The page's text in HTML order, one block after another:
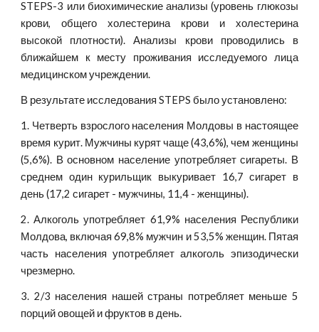
STEPS-3 или биохимические анализы (уровень глюкозы
крови, общего холестерина крови и холестерина
высокой плотности). Анализы крови проводились в
ближайшем к месту проживания исследуемого лица
медицинском учреждении.
В результате исследования STEPS было установлено:
1. Четверть взрослого населения Молдовы в настоящее
время курит. Мужчины курят чаще (43,6%), чем женщины
(5,6%). В основном население употребляет сигареты. В
среднем один курильщик выкуривает 16,7 сигарет в
день (17,2 сигарет - мужчины, 11,4 - женщины).
2. Алкоголь употребляет 61,9% населения Республики
Молдова, включая 69,8% мужчин и 53,5% женщин. Пятая
часть населения употребляет алкоголь эпизодически
чрезмерно.
3. 2/3 населения нашей страны потребляет меньше 5
порций овощей и фруктов в день.